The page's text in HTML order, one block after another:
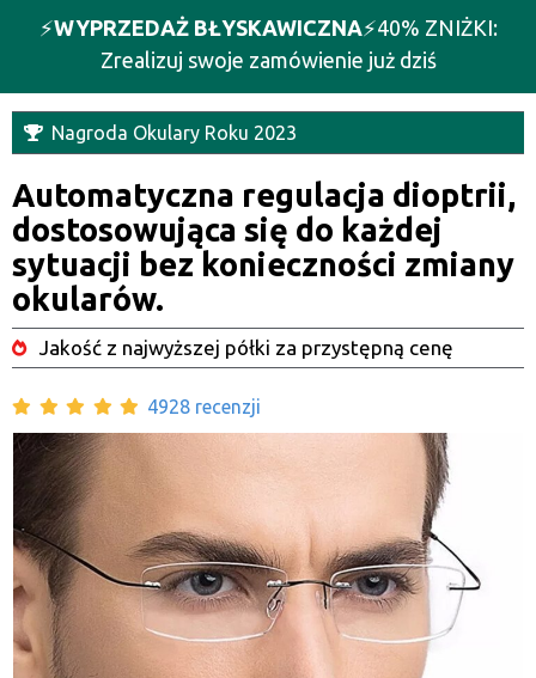
⚡️WYPRZEDAŻ BŁYSKAWICZNA⚡️40% ZNIŻKI:
Zrealizuj swoje zamówienie już dziś
Nagroda Okulary Roku 2023
Automatyczna regulacja dioptrii,
dostosowująca się do każdej
sytuacji bez konieczności zmiany
okularów.
Jakość z najwyższej półki za przystępną cenę
4928 recenzji